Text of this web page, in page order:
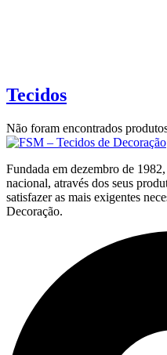
Tecidos
Não foram encontrados
Fundada em dezembro de
nacional, através dos seus
satisfazer as mais exigentes
Decoração.